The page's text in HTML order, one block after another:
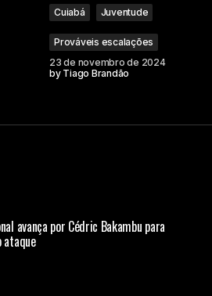
Cuiabá Juventude
Prováveis escalações
23 de novembro de 2024
by Tiago Brandão
avança por Cédric Bakambu para